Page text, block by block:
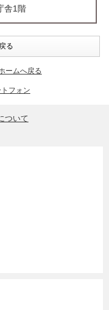
舎1階
る
ームへ戻る
フォン
ついて